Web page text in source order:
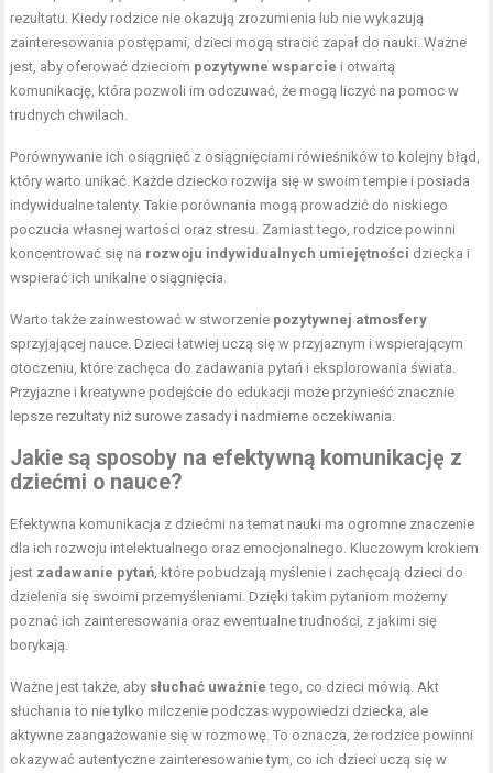
rezultatu. Kiedy rodzice nie okazują zrozumienia lub nie wykazują
zainteresowania postępami, dzieci mogą stracić zapał do nauki. Ważne
jest, aby oferować dzieciom pozytywne wsparcie i otwartą
komunikację, która pozwoli im odczuwać, że mogą liczyć na pomoc w
trudnych chwilach.
Porównywanie ich osiągnięć z osiągnięciami rówieśników to kolejny błąd,
który warto unikać. Każde dziecko rozwija się w swoim tempie i posiada
indywidualne talenty. Takie porównania mogą prowadzić do niskiego
poczucia własnej wartości oraz stresu. Zamiast tego, rodzice powinni
koncentrować się na rozwoju indywidualnych umiejętności dziecka i
wspierać ich unikalne osiągnięcia.
Warto także zainwestować w stworzenie pozytywnej atmosfery
sprzyjającej nauce. Dzieci łatwiej uczą się w przyjaznym i wspierającym
otoczeniu, które zachęca do zadawania pytań i eksplorowania świata.
Przyjazne i kreatywne podejście do edukacji może przynieść znacznie
lepsze rezultaty niż surowe zasady i nadmierne oczekiwania.
Jakie są sposoby na efektywną komunikację z
dziećmi o nauce?
Efektywna komunikacja z dziećmi na temat nauki ma ogromne znaczenie
dla ich rozwoju intelektualnego oraz emocjonalnego. Kluczowym krokiem
jest zadawanie pytań , które pobudzają myślenie i zachęcają dzieci do
dzielenia się swoimi przemyśleniami. Dzięki takim pytaniom możemy
poznać ich zainteresowania oraz ewentualne trudności, z jakimi się
borykają.
Ważne jest także, aby słuchać uważnie tego, co dzieci mówią. Akt
słuchania to nie tylko milczenie podczas wypowiedzi dziecka, ale
aktywne zaangażowanie się w rozmowę. To oznacza, że rodzice powinni
okazywać autentyczne zainteresowanie tym, co ich dzieci uczą się w